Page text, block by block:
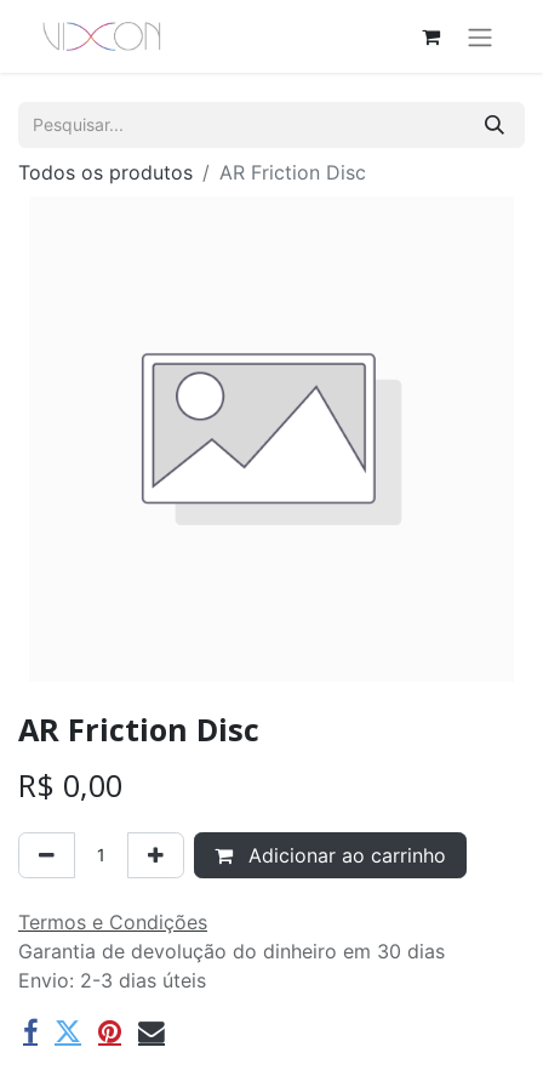
Todos os produtos AR Friction Disc
AR Friction Disc
R$ 0,00
Adicionar ao carrinho
Termos e Condições
Garantia de devolução do dinheiro em 30 dias
Envio: 2-3 dias úteis